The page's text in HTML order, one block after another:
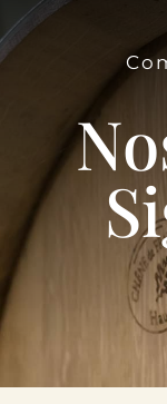
Le Domaine
Œnotourisme
Acheter en ligne
Actualités
Contactez-nous